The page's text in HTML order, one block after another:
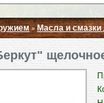
» Масла и